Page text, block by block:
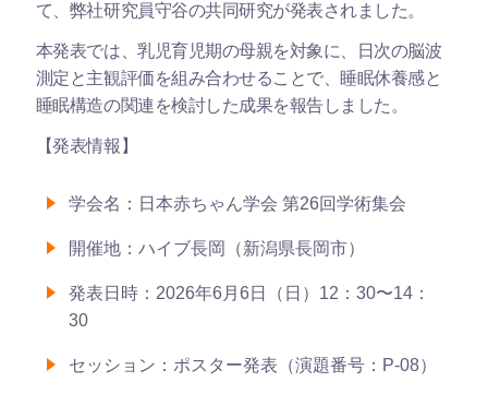
て、弊社研究員守谷の共同研究が発表されました。
本発表では、乳児育児期の母親を対象に、日次の脳波
測定と主観評価を組み合わせることで、睡眠休養感と
睡眠構造の関連を検討した成果を報告しました。
【発表情報】
学会名：日本赤ちゃん学会 第26回学術集会
開催地：ハイブ長岡（新潟県長岡市）
発表日時：2026年6月6日（日）12：30〜14：
30
セッション：ポスター発表（演題番号：P-08）